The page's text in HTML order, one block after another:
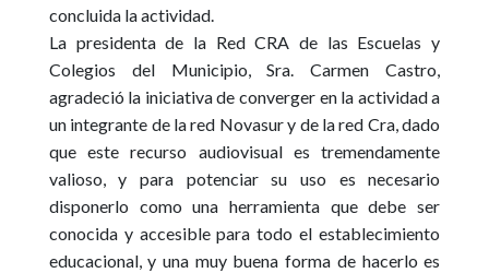
concluida la actividad.
La presidenta de la Red CRA de las Escuelas y
Colegios del Municipio, Sra. Carmen Castro,
agradeció la iniciativa de converger en la actividad a
un integrante de la red Novasur y de la red Cra, dado
que este recurso audiovisual es tremendamente
valioso, y para potenciar su uso es necesario
disponerlo como una herramienta que debe ser
conocida y accesible para todo el establecimiento
educacional, y una muy buena forma de hacerlo es